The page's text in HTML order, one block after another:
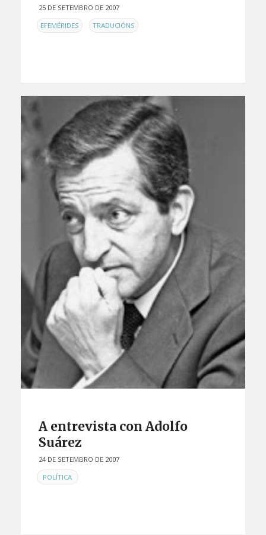
25 DE SETEMBRO DE 2007
ENEFEMÉRIDES , TRADUCIÓNS
A entrevista con Adolfo
Suárez
24 DE SETEMBRO DE 2007
EN POLÍTICA